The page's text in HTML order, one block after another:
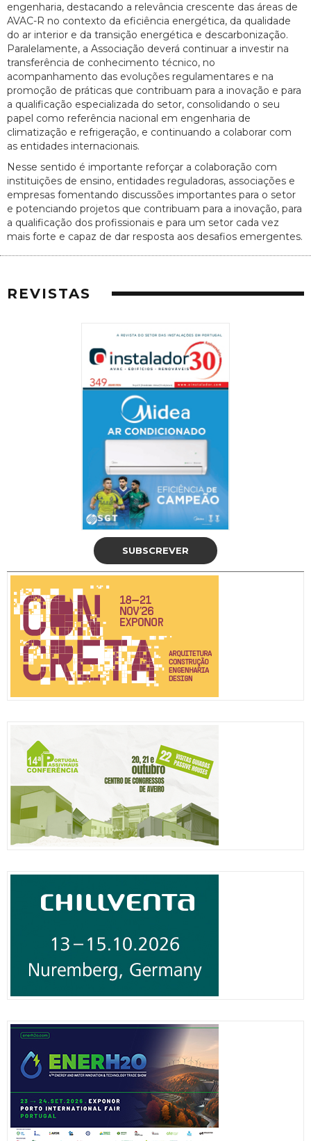
engenharia, destacando a relevância crescente das áreas de
AVAC-R no contexto da eficiência energética, da qualidade
do ar interior e da transição energética e descarbonização.
Paralelamente, a Associação deverá continuar a investir na
transferência de conhecimento técnico, no
acompanhamento das evoluções regulamentares e na
promoção de práticas que contribuam para a inovação e para
a qualificação especializada do setor, consolidando o seu
papel como referência nacional em engenharia de
climatização e refrigeração, e continuando a colaborar com
as entidades internacionais.
Nesse sentido é importante reforçar a colaboração com
instituições de ensino, entidades reguladoras, associações e
empresas fomentando discussões importantes para o setor
e potenciando projetos que contribuam para a inovação, para
a qualificação dos profissionais e para um setor cada vez
mais forte e capaz de dar resposta aos desafios emergentes.
REVISTAS
SUBSCREVER